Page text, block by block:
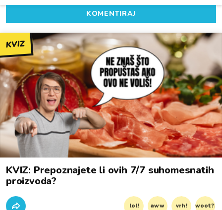
KOMENTIRAJ
KVIZ
KVIZ: Prepoznajete li ovih 7/7 suhomesnatih
proizvoda?
lol! aww vrh! woot?!